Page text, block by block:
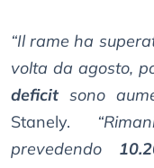
“Il rame ha
volta da agosto,
deficitsono
Stanely.
prevedendo